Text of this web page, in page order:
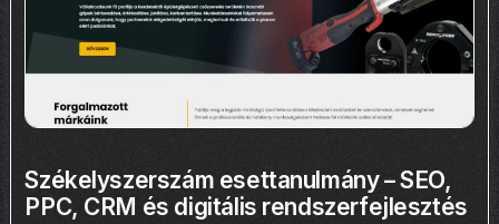
Székelyszerszám esettanulmány – SEO,
PPC, CRM és digitális rendszerfejlesztés